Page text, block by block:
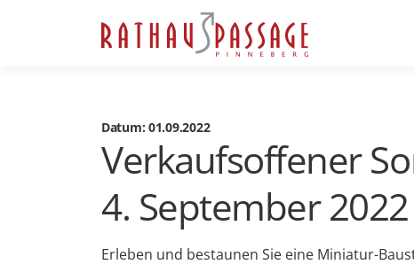
Datum: 01.09.2022
Verkaufsoffener
4. September 2022
Erleben und bestaunen Sie eine Miniatur-